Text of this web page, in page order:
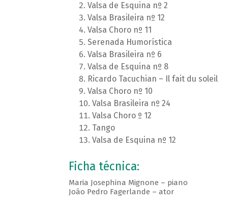
Valsa de Esquina nº 2
Valsa Brasileira nº 12
Valsa Choro nº 11
Serenada Humorística
Valsa Brasileira nº 6
Valsa de Esquina nº 8
Ricardo Tacuchian – Il fait du soleil
Valsa Choro nº 10
Valsa Brasileira nº 24
Valsa Choro º 12
Tango
Valsa de Esquina nº 12
Ficha técnica:
Maria Josephina Mignone – piano
João Pedro Fagerlande – ator